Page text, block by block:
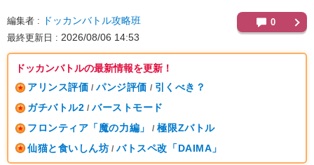
編集者 ドッカンバトル攻略班
最終更新日 2026/08/06 14:53
0
ドッカンバトルの最新情報を更新！
アリンス評価 / パンジ評価 / 引くべき？
ガチバトル2 / バーストモード
フロンティア「魔の力編」
/ 極限Zバトル
仙猫と食いしん坊 / バトスペ改「DAIMA」